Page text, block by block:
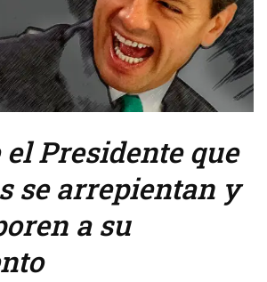
Presidente que
se arrepientan y
a su